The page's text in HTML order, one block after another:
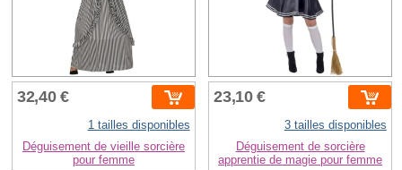
32,40 €
1 tailles disponibles
Déguisement de vieille sorcière
pour femme
23,10 €
3 tailles disponibles
Déguisement de sorcière
apprentie de magie pour femme